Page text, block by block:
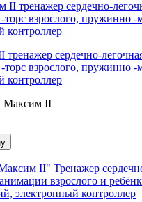
сердечно-
торс взрослого, пружинно -
контроллер
Максим II